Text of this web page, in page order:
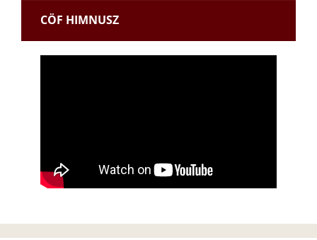
CÖF HIMNUSZ